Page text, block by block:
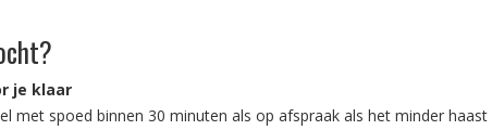
je klaar
met spoed binnen 30 minuten als op afspraak als het minder haast